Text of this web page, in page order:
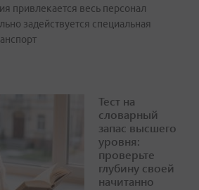
привлекается весь персонал
задействуется специальная
Тест на
словарный
запас высшего
уровня:
проверьте
глубину своей
начитанно